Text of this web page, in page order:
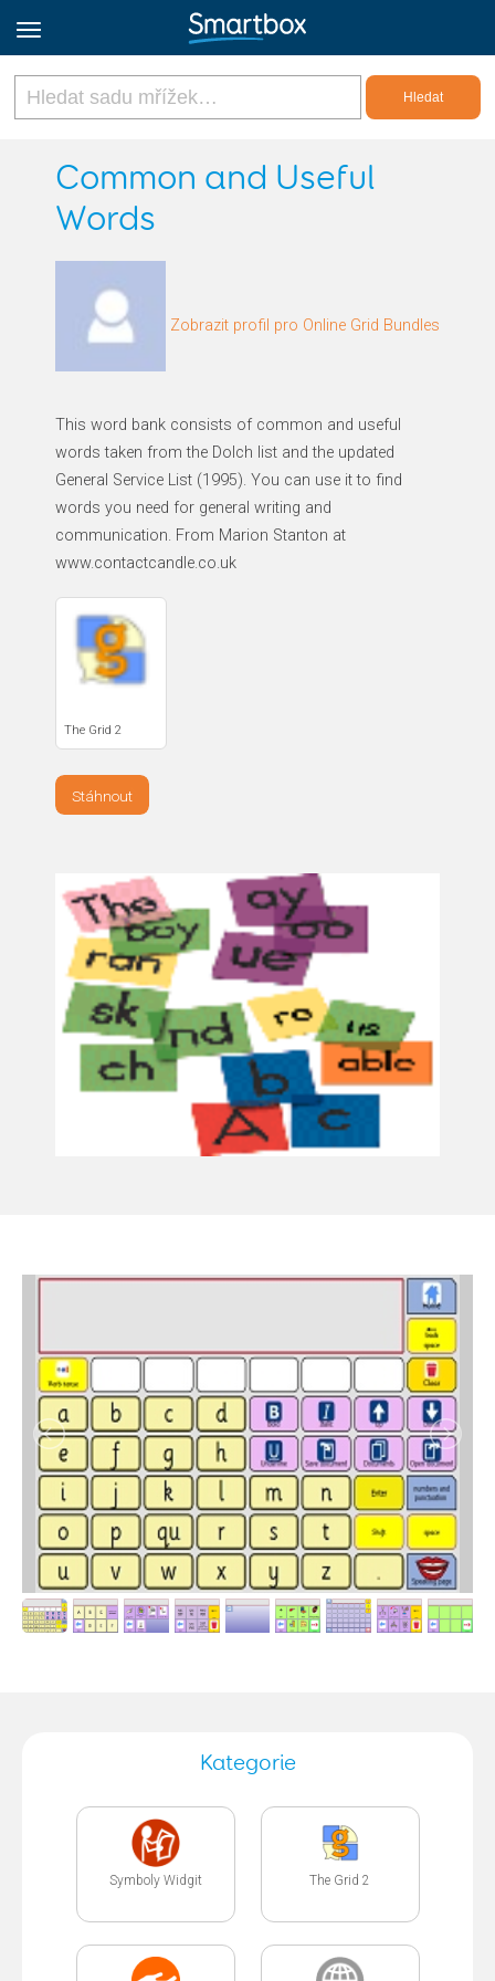
Online Grids
Common and Useful
Words
Zobrazit profil pro Online Grid Bundles
This word bank consists of common and useful
words taken from the Dolch list and the updated
General Service List (1995). You can use it to find
words you need for general writing and
communication. From Marion Stanton at
www.contactcandle.co.uk
The Grid 2
Stáhnout
Kategorie
Symboly Widgit The Grid 2